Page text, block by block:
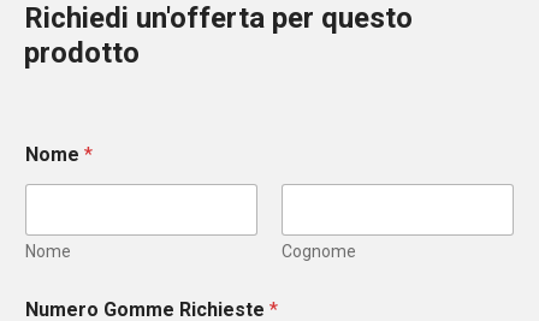
Richiedi un'offerta per questo
prodotto
Nome *
Nome Cognome
Numero Gomme Richieste *